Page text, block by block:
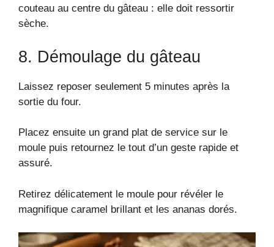
couteau au centre du gâteau : elle doit ressortir
sèche.
8. Démoulage du gâteau
Laissez reposer seulement 5 minutes après la
sortie du four.
Placez ensuite un grand plat de service sur le
moule puis retournez le tout d’un geste rapide et
assuré.
Retirez délicatement le moule pour révéler le
magnifique caramel brillant et les ananas dorés.